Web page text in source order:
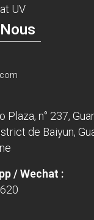
UV
Plaza, n° 237,
de Baiyun,
/ Wechat :